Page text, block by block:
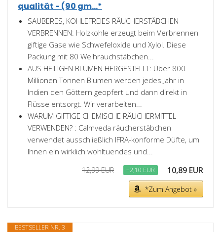
qualität - (90 gm...*
SAUBERES, KOHLEFREIES RÄUCHERSTÄBCHEN
VERBRENNEN: Holzkohle erzeugt beim Verbrennen
giftige Gase wie Schwefeloxide und Xylol. Diese
Packung mit 80 Weihrauchstäbchen...
AUS HEILIGEN BLUMEN HERGESTELLT: Über 800
Millionen Tonnen Blumen werden jedes Jahr in
Indien den Göttern geopfert und dann direkt in
Flüsse entsorgt. Wir verarbeiten...
WARUM GIFTIGE CHEMISCHE RÄUCHERMITTEL
VERWENDEN? : Calmveda räucherstäbchen
verwendet ausschließlich IFRA-konforme Düfte, um
Ihnen ein wirklich wohltuendes und...
12,99 EUR −2,10 EUR 10,89 EUR
*Zum Angebot »
BESTSELLER NR. 3